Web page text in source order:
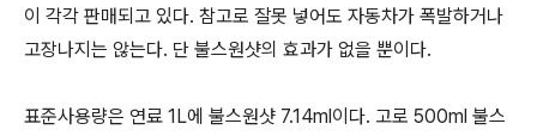
이 각각 판매되고 있다. 참고로 잘못 넣어도 자동차가 폭발하거나
고장나지는 않는다. 단 불스원샷의 효과가 없을 뿐이다.
표준사용량은 연료 1L에 불스원샷 7.14ml이다. 고로 500ml 불스